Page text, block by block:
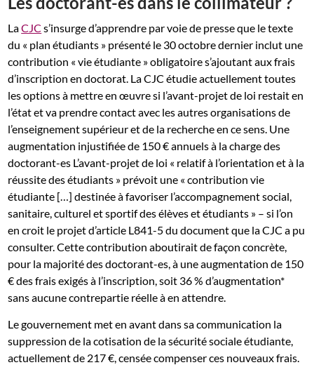
LaCJC s’insurge d’apprendre par voie de presse que le texte
du « plan étudiants » présenté le 30 octobre dernier inclut une
contribution « vie étudiante » obligatoire s’ajoutant aux frais
d’inscription en doctorat. La CJC étudie actuellement toutes
les options à mettre en œuvre si l’avant-projet de loi restait en
l’état et va prendre contact avec les autres organisations de
l’enseignement supérieur et de la recherche en ce sens. Une
augmentation injustifiée de 150 € annuels à la charge des
doctorant-es L’avant-projet de loi « relatif à l’orientation et à la
réussite des étudiants » prévoit une « contribution vie
étudiante […] destinée à favoriser l’accompagnement social,
sanitaire, culturel et sportif des élèves et étudiants » – si l’on
en croit le projet d’article L841-5 du document que la CJC a pu
consulter. Cette contribution aboutirait de façon concrète,
pour la majorité des doctorant-es, à une augmentation de 150
€ des frais exigés à l’inscription, soit 36 % d’augmentation*
sans aucune contrepartie réelle à en attendre.
Le gouvernement met en avant dans sa communication la
suppression de la cotisation de la sécurité sociale étudiante,
actuellement de 217 €, censée compenser ces nouveaux frais.